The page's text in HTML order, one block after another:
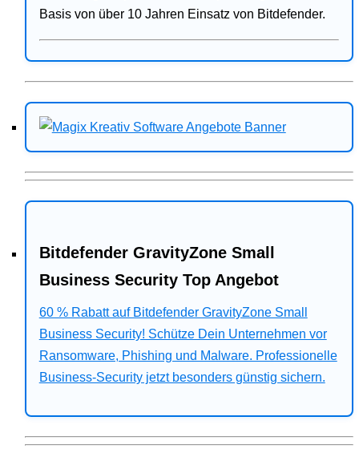
Basis von über 10 Jahren Einsatz von Bitdefender.
Bitdefender GravityZone Small
Business Security Top Angebot
60 % Rabatt auf Bitdefender GravityZone Small
Business Security! Schütze Dein Unternehmen vor
Ransomware, Phishing und Malware. Professionelle
Business-Security jetzt besonders günstig sichern.